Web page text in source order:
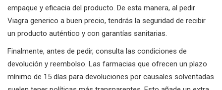
empaque y eficacia del producto. De esta manera, al pedir
Viagra generico a buen precio, tendrás la seguridad de recibir
un producto auténtico y con garantías sanitarias.
Finalmente, antes de pedir, consulta las condiciones de
devolución y reembolso. Las farmacias que ofrecen un plazo
mínimo de 15 días para devoluciones por causales solventadas